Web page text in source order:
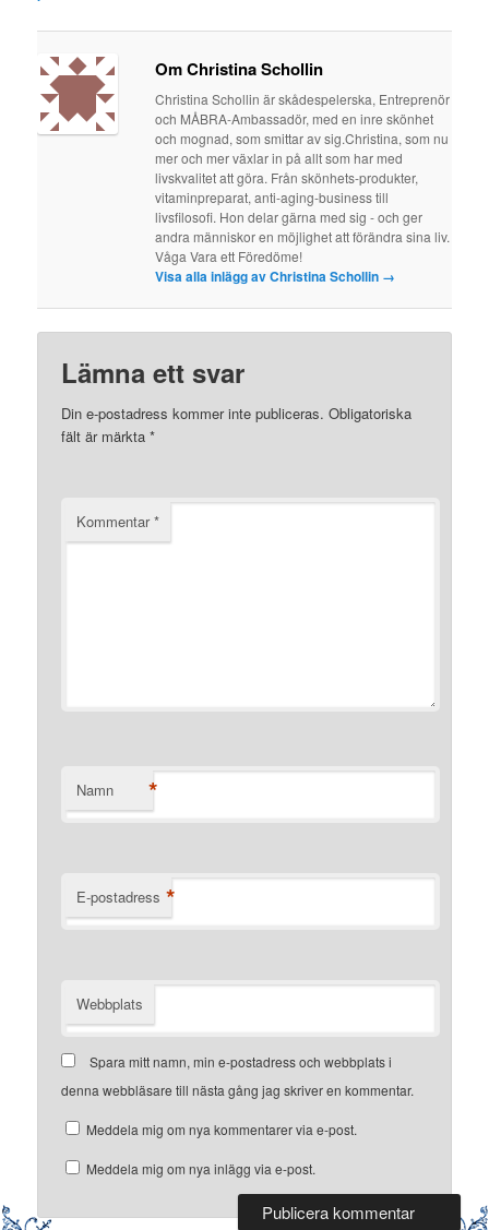
Om Christina Schollin
Christina Schollin är skådespelerska, Entreprenör
och MÅBRA-Ambassadör, med en inre skönhet
och mognad, som smittar av sig.Christina, som nu
mer och mer växlar in på allt som har med
livskvalitet att göra. Från skönhets-produkter,
vitaminpreparat, anti-aging-business till
livsfilosofi. Hon delar gärna med sig - och ger
andra människor en möjlighet att förändra sina liv.
Våga Vara ett Föredöme!
Visa alla inlägg av Christina Schollin →
Lämna ett svar
Din e-postadress kommer inte publiceras. Obligatoriska
fält är märkta*
Kommentar*
Namn *
E-postadress *
Webbplats
Spara mitt namn, min e-postadress och webbplats i
denna webbläsare till nästa gång jag skriver en kommentar.
Meddela mig om nya kommentarer via e-post.
Meddela mig om nya inlägg via e-post.